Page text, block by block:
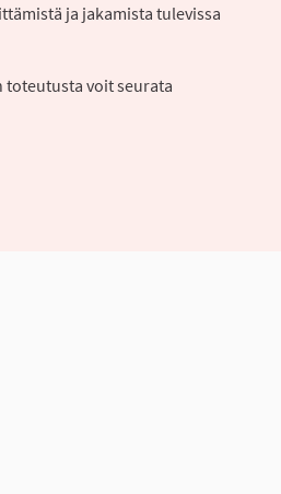
ja jakamista tulevissa
toteutusta voit seurata